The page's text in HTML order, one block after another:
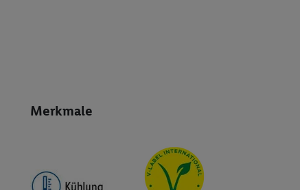
Merkmale